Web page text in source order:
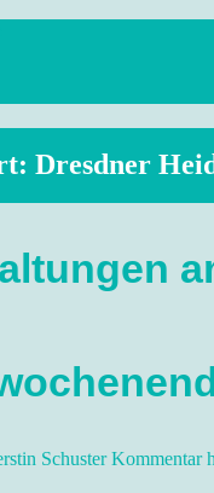
Sehenswürdigkeiten,
Dresdner
Schuster Kommentar